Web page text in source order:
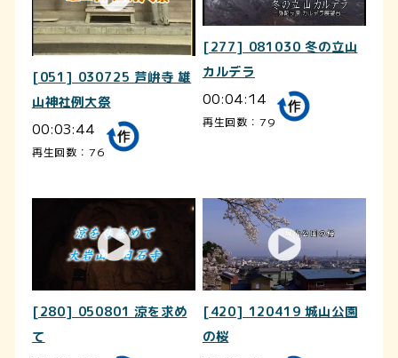
[051] 030725 芦峅寺 雄
山神社例大祭
00:03:44
再生回数：76
[277] 081030 冬の立山
カルデラ
00:04:14
再生回数：79
[280] 050801 涼を求め
て
[420] 120419 城山公園
の桜